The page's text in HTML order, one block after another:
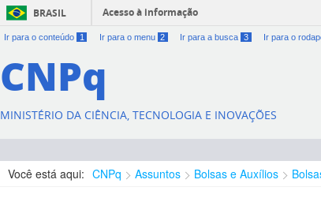
BRASIL Acesso à informação
Ir para o conteúdo 1 Ir para o menu 2 Ir para a busca 3 Ir para o
CNPq
MINISTÉRIO DA CIÊNCIA, TECNOLOGIA E INOVAÇÕES
Você está aqui: CNPq Assuntos Bolsas e Auxílios